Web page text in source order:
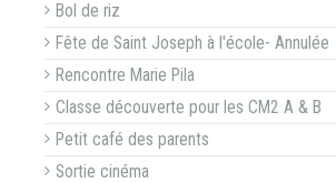
Bol de riz
Fête de Saint Joseph à l'école- Annulée
Rencontre Marie Pila
Classe découverte pour les CM2 A & B
Petit café des parents
Sortie cinéma